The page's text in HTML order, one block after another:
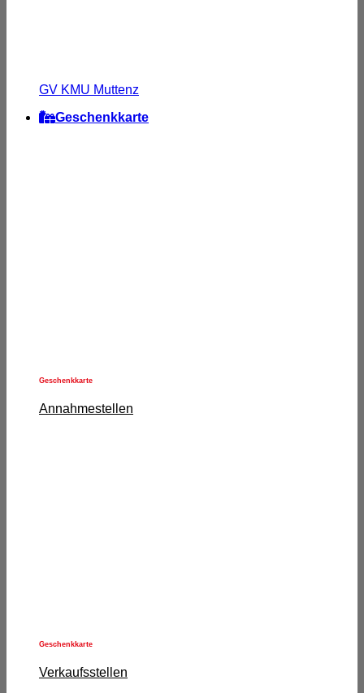
GV KMU Muttenz
Geschenkkarte
Geschenkkarte
Annahmestellen
Geschenkkarte
Verkaufsstellen